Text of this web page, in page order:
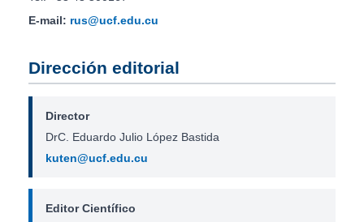
E-mail: rus@ucf.edu.cu
Dirección editorial
Director
DrC. Eduardo Julio López Bastida
kuten@ucf.edu.cu
Editor Científico